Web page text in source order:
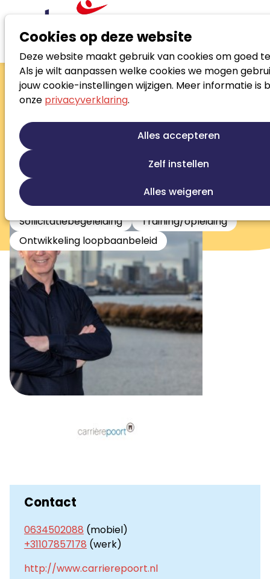
Cookies op deze website
Deze website maakt gebruik van cookies om goed
Als je wilt aanpassen welke cookies we mogen
jouw cookie-instellingen wijzigen. Meer informatie is
onze privacyverklaring.
Alles accepteren
Zelf instellen
Alles weigeren
Zoek loopbaanspecialist
Johan Eekma
Directeur
Loopbaanontwikkeling
Persoonlijke ontwikkeling
Re-integratie tweede spoor
Outplacement
Stress en burnout begeleiding
Beroepskeuze begeleiding
Sollicitatiebegeleiding
Training/opleiding
Ontwikkeling loopbaanbeleid
Contact
0634502088 (mobiel)
+31107857178 (werk)
http://www.carrierepoort.nl